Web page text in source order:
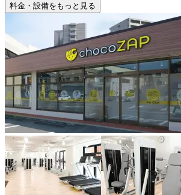
料金・設備をもっと見る